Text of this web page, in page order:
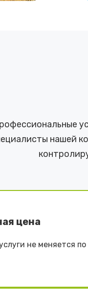
нашей
цена
не меняется